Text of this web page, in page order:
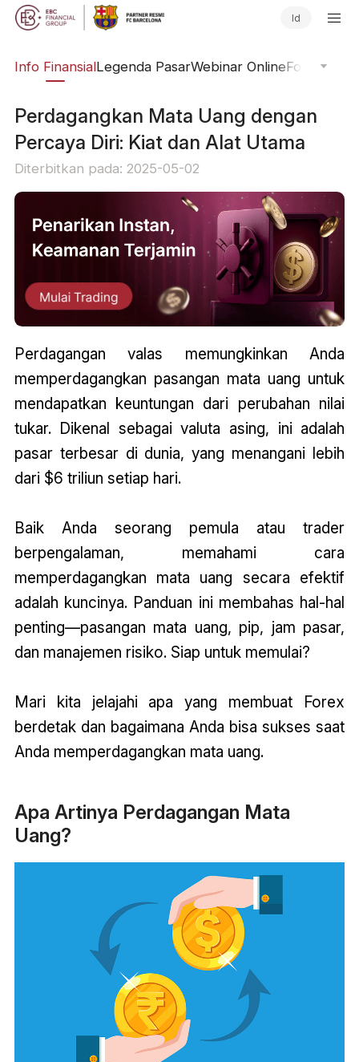
Id
Info FinansialLegenda PasarWebinar OnlineFokus
Perdagangkan Mata Uang dengan
Percaya Diri: Kiat dan Alat Utama
Diterbitkan pada: 2025-05-02
Perdagangan valas memungkinkan Anda
memperdagangkan pasangan mata uang untuk
mendapatkan keuntungan dari perubahan nilai
tukar. Dikenal sebagai valuta asing, ini adalah
pasar terbesar di dunia, yang menangani lebih
dari $6 triliun setiap hari.
Baik Anda seorang pemula atau trader
berpengalaman, memahami cara
memperdagangkan mata uang secara efektif
adalah kuncinya. Panduan ini membahas hal-hal
penting—pasangan mata uang, pip, jam pasar,
dan manajemen risiko. Siap untuk memulai?
Mari kita jelajahi apa yang membuat Forex
berdetak dan bagaimana Anda bisa sukses saat
Anda memperdagangkan mata uang.
Apa Artinya Perdagangan Mata
Uang?